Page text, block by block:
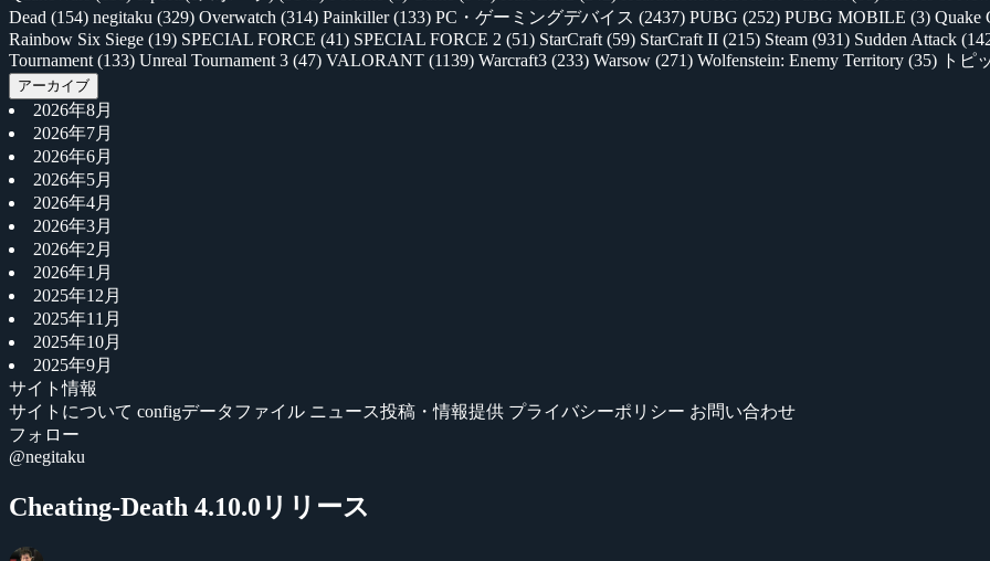
Dead (154) negitaku (329) Overwatch (314) Painkiller(133) PC・ゲーミングデバイス (2437) PUBG (252) PUBG MOBILE (3) Quake
Rainbow Six Siege (19) SPECIAL FORCE (41) SPECIAL FORCE 2 (51) StarCraft (59) StarCraft II (215) Steam (931) Sudden Attack
Tournament (133) Unreal Tournament 3 (47) VALORANT (1139) Warcraft3 (233) Warsow (271) Wolfenstein: Enemy Territory (35) トピ
アーカイブ
2026年8月
2026年7月
2026年6月
2026年5月
2026年4月
2026年3月
2026年2月
2026年1月
2025年12月
2025年11月
2025年10月
2025年9月
サイト情報
サイトについて configデータファイル ニュース投稿・情報提供 プライバシーポリシー お問い合わせ
フォロー
@negitaku
Cheating-Death 4.10.0リリース